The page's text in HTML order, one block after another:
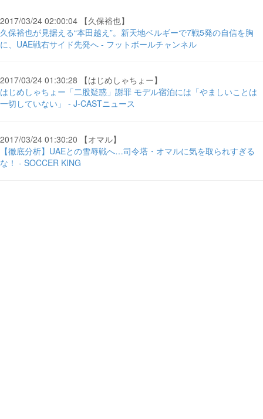
2017/03/24 02:00:04 【久保裕也】
久保裕也が見据える“本田越え”。新天地ベルギーで7戦5発の自信を胸
に、UAE戦右サイド先発へ - フットボールチャンネル
2017/03/24 01:30:28 【はじめしゃちょー】
はじめしゃちょー「二股疑惑」謝罪 モデル宿泊には「やましいことは
一切していない」 - J-CASTニュース
2017/03/24 01:30:20 【オマル】
【徹底分析】UAEとの雪辱戦へ…司令塔・オマルに気を取られすぎる
な！ - SOCCER KING